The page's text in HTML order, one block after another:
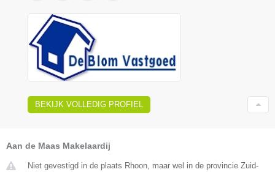
BEKIJK VOLLEDIG PROFIEL
Aan de Maas Makelaardij
Niet gevestigd in de plaats Rhoon, maar wel in de provincie Zuid-